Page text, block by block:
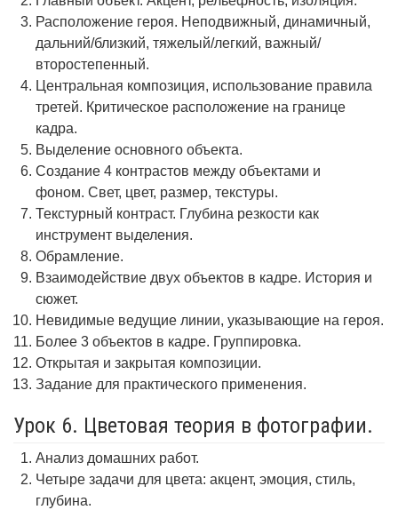
Расположение героя. Неподвижный, динамичный,
дальний/близкий, тяжелый/легкий, важный/
второстепенный.
Центральная композиция, использование правила
третей. Критическое расположение на границе
кадра.
Выделение основного объекта.
Создание 4 контрастов между объектами и
фоном. Свет, цвет, размер, текстуры.
Текстурный контраст. Глубина резкости как
инструмент выделения.
Обрамление.
Взаимодействие двух объектов в кадре. История и
сюжет.
Невидимые ведущие линии, указывающие на героя.
Более 3 объектов в кадре. Группировка.
Открытая и закрытая композиции.
Задание для практического применения.
Урок 6. Цветовая теория в фотографии.
Анализ домашних работ.
Четыре задачи для цвета: акцент, эмоция, стиль,
глубина.